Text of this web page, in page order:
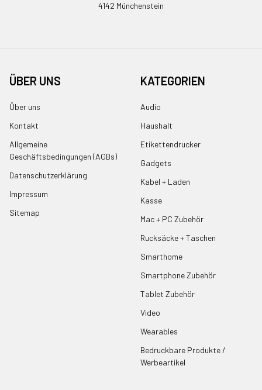
4142 Münchenstein
ÜBER UNS
Über uns
Kontakt
Allgemeine
Geschäftsbedingungen (AGBs)
Datenschutzerklärung
Impressum
Sitemap
KATEGORIEN
Audio
Haushalt
Etikettendrucker
Gadgets
Kabel + Laden
Kasse
Mac + PC Zubehör
Rucksäcke + Taschen
Smarthome
Smartphone Zubehör
Tablet Zubehör
Video
Wearables
Bedruckbare Produkte /
Werbeartikel